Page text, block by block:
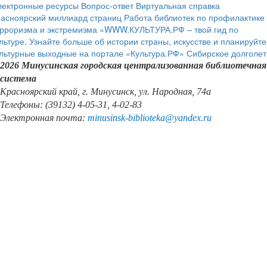
ресурсы Вопрос-ответ Виртуальная справка
миллиард страниц Работа библиотек по профилактике
и экстремизма «WWW.КУЛЬТУРА.РФ – твой гид по
Узнайте больше об истории страны, искусстве и планируйте
выходные на портале «Культура.РФ» Сибирское
2026 Минусинская городская централизованная библиотечная
система
Красноярский край, г. Минусинск, ул. Народная, 74а
Телефоны: (39132) 4-05-31, 4-02-83
Электронная почта: minusinsk-biblioteka@yandex.ru